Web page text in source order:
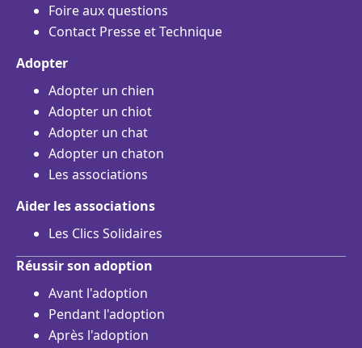
Foire aux questions
Contact Presse et Technique
Adopter
Adopter un chien
Adopter un chiot
Adopter un chat
Adopter un chaton
Les associations
Aider les associations
Les Clics Solidaires
Réussir son adoption
Avant l'adoption
Pendant l'adoption
Après l'adoption